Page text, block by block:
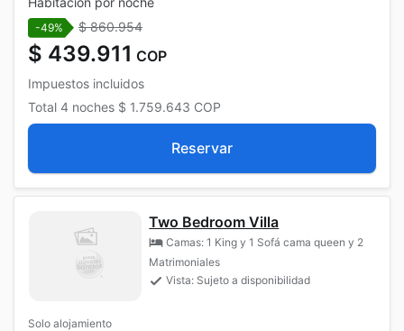
-49% $ 860.954
$ 439.911 COP
Impuestos incluidos
Total 4 noches $ 1.759.643 COP
Reservar
Two Bedroom Villa
Camas: 1 King y 1 Sofá cama queen y 2
Matrimoniales
Vista: Sujeto a disponibilidad
Solo alojamiento